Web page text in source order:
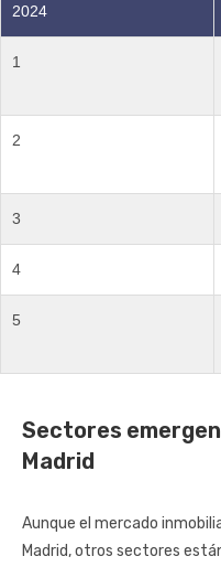
2024
1
2
3
4
5
Sectores
Madrid
Aunque el mercado
Madrid, otros sectores